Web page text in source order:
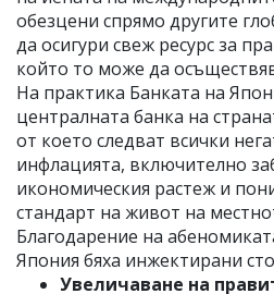
обезцени спрямо другите
да осигури свеж ресурс за
който то може да
На практика Банката на
централната банка на
от което следват всички
инфлацията, включително
икономическия растеж и
стандарт на живот на
Благодарение на
Япония бяха инжектирани
Увеличаване на